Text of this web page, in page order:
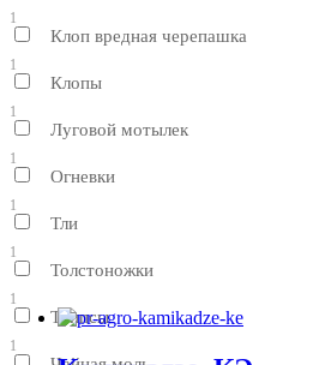
1
Клоп вредная черепашка
1
Клопы
1
Луговой мотылек
1
Огневки
1
Тли
1
Толстоножки
1
Трипсы
1